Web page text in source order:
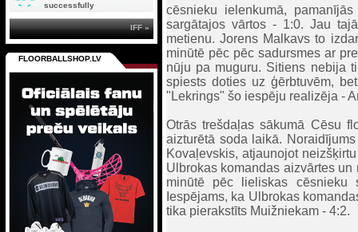
cēsnieku ielenkumā,
sargātajos vārtos - 1:0. Jau
metienu. Jorens Malkavs to
minūtē pēc pēc sadursmes ar
nūju pa muguru. Sitiens nebija
spiests doties uz ģērbtuvēm,
"Lekrings" šo iespēju realizēja -
Otrās trešdaļas sākumā Cēsu
aizturētā soda laikā.
Kovaļevskis, atjaunojot
Ulbrokas komandas aizvārtes
minūtē pēc lieliskas cēsnieku
Iespējams, ka Ulbrokas
tika pierakstīts Muižniekam - 4:2.
successfully
IFF »
FLOORBALLSHOP.LV